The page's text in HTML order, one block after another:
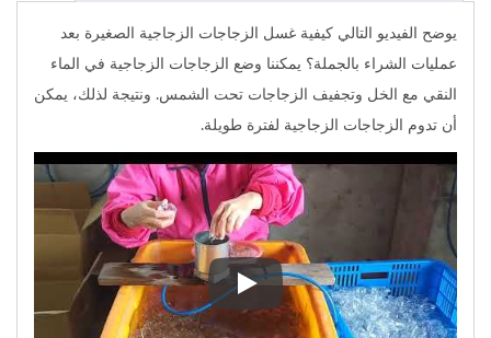
يوضح الفيديو التالي كيفية غسل الزجاجات الزجاجية الصغيرة بعد
عمليات الشراء بالجملة؟ يمكننا وضع الزجاجات الزجاجية في الماء
النقي مع الخل وتجفيف الزجاجات تحت الشمس. ونتيجة لذلك، يمكن
أن تدوم الزجاجات الزجاجية لفترة طويلة.
يوضح الفيديو التالي كيفية غسل